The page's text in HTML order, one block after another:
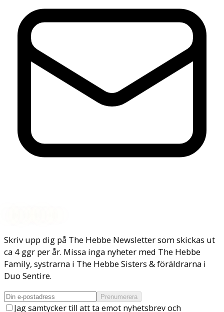
Skriv upp dig på The Hebbe Newsletter som skickas ut
ca 4 ggr per år. Missa inga nyheter med The Hebbe
Family, systrarna i The Hebbe Sisters & föräldrarna i
Duo Sentire.
Prenumerera
Jag samtycker till att ta emot nyhetsbrev och